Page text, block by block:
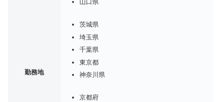
勤務地
山口県
茨城県
埼玉県
千葉県
東京都
神奈川県
京都府